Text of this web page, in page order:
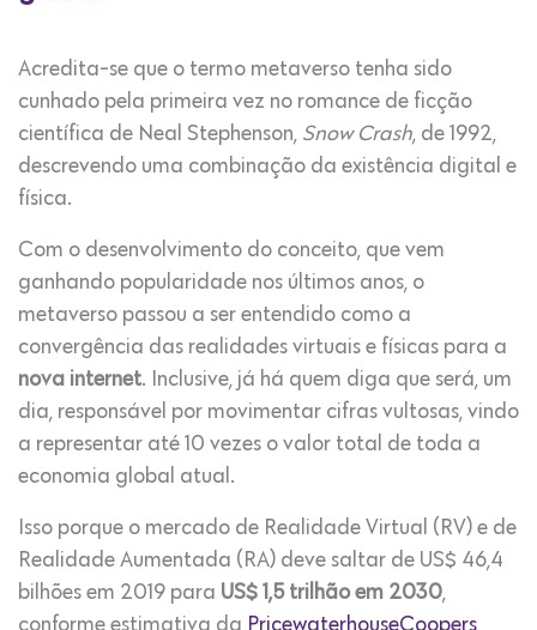
Acredita-se que o termo metaverso tenha sido
cunhado pela primeira vez no romance de ficção
científica de Neal Stephenson, Snow Crash, de 1992,
descrevendo uma combinação da existência digital e
física.
Com o desenvolvimento do conceito, que vem
ganhando popularidade nos últimos anos, o
metaverso passou a ser entendido como a
convergência das realidades virtuais e físicas para a
nova internet. Inclusive, já há quem diga que será, um
dia, responsável por movimentar cifras vultosas, vindo
a representar até 10 vezes o valor total de toda a
economia global atual.
Isso porque o mercado de Realidade Virtual (RV) e de
Realidade Aumentada (RA) deve saltar de US$ 46,4
bilhões em 2019 para US$ 1,5 trilhão em 2030,